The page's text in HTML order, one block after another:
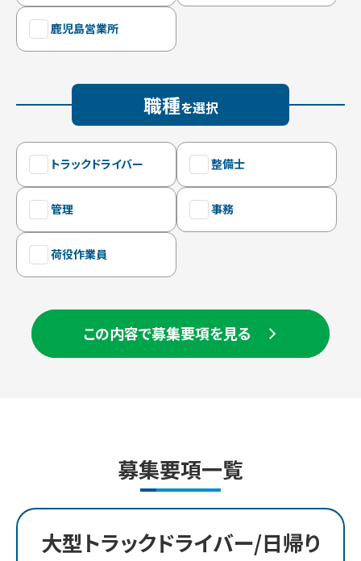
鹿児島営業所
職種を選択
トラックドライバー 整備士
管理 事務
荷役作業員
この内容で募集要項を見る
募集要項一覧
大型トラックドライバー/日帰り